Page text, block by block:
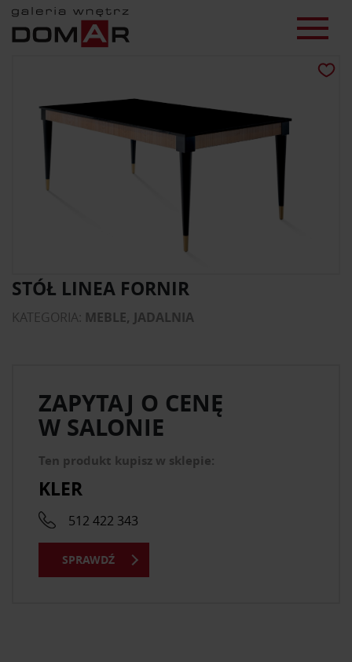
STÓŁ LINEA FORNIR
KATEGORIA: MEBLE, JADALNIA
ZAPYTAJ O CENĘ
W SALONIE
Ten produkt kupisz w sklepie:
KLER
512 422 343
SPRAWDŹ